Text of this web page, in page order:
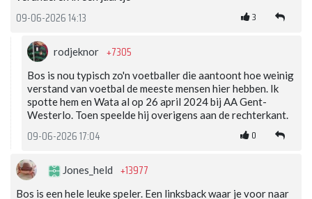
09-06-2026 14:13 3
rodjeknor +7305
Bos is nou typisch zo'n voetballer die aantoont hoe weinig
verstand van voetbal de meeste mensen hier hebben. Ik
spotte hem en Wata al op 26 april 2024 bij AA Gent-
Westerlo. Toen speelde hij overigens aan de rechterkant.
09-06-2026 17:04 0
Jones_held +13977
Bos is een hele leuke speler. Een linksback waar je voor naar